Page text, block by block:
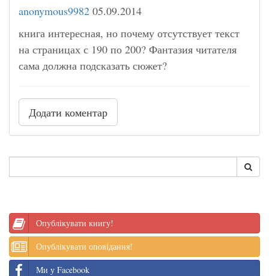
anonymous9982 05.09.2014
книга интересная, но почему отсутствует текст
на страницах с 190 по 200? Фантазия читателя
сама должна подсказать сюжет?
Додати коментар
Опублікувати книгу!
Опублікувати оповідання!
Ми у Facebook